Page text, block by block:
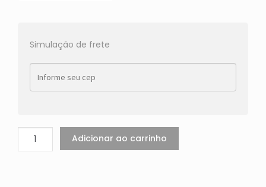
Simulação de frete
Adicionar ao carrinho